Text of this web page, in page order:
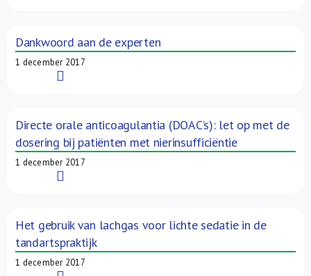
Dankwoord aan de experten
1 december 2017
Directe orale anticoagulantia (DOAC’s): let op met de
dosering bij patiënten met nierinsufficiëntie
1 december 2017
Het gebruik van lachgas voor lichte sedatie in de
tandartspraktijk
1 december 2017